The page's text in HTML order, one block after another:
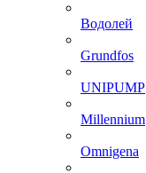
Водолей
Grundfos
UNIPUMP
Millennium
Omnigena